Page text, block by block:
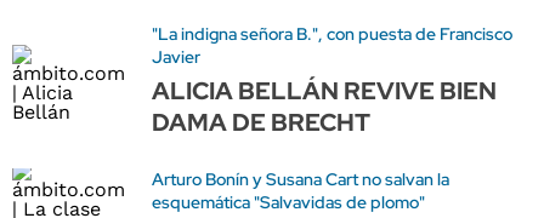
"La indigna señora B.", con puesta de Francisco
Javier
ALICIA BELLÁN REVIVE BIEN
DAMA DE BRECHT
Arturo Bonín y Susana Cart no salvan la
esquemática "Salvavidas de plomo"